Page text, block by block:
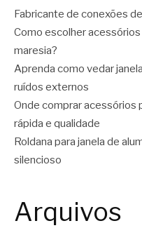
Fabricante de conexões
Como escolher
maresia?
Aprenda como vedar
ruídos externos
Onde comprar acessórios
rápida e qualidade
Roldana para janela de
silencioso
Arquivos